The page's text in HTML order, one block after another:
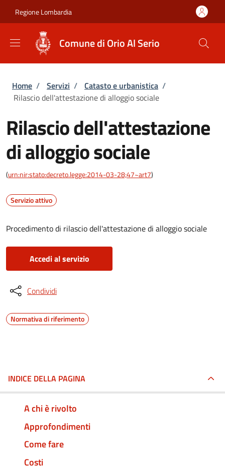
Regione Lombardia
Comune di Orio Al Serio
Briciole di pane
Home / Servizi / Catasto e urbanistica /
Rilascio dell'attestazione di alloggio sociale
Rilascio dell'attestazione
di alloggio sociale
(urn:nir:stato:decreto.legge:2014-03-28;47~art7)
Servizio attivo
Procedimento di rilascio dell'attestazione di alloggio sociale
Accedi al servizio
Condividi
Normativa di riferimento
INDICE DELLA PAGINA
A chi è rivolto
Approfondimenti
Come fare
Costi